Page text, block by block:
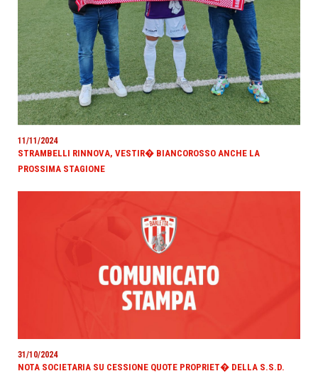
11/11/2024
STRAMBELLI RINNOVA, VESTIR� BIANCOROSSO ANCHE LA
PROSSIMA STAGIONE
31/10/2024
NOTA SOCIETARIA SU CESSIONE QUOTE PROPRIET� DELLA S.S.D.